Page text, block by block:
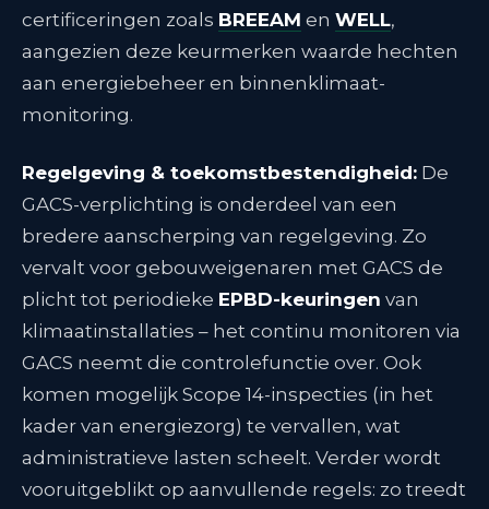
certificeringen zoals BREEAM en WELL,
aangezien deze keurmerken waarde hechten
aan energiebeheer en binnenklimaat-
monitoring.
Regelgeving & toekomstbestendigheid: De
GACS-verplichting is onderdeel van een
bredere aanscherping van regelgeving. Zo
vervalt voor gebouweigenaren met GACS de
plicht tot periodieke EPBD-keuringen van
klimaatinstallaties – het continu monitoren via
GACS neemt die controlefunctie over. Ook
komen mogelijk Scope 14-inspecties (in het
kader van energiezorg) te vervallen, wat
administratieve lasten scheelt. Verder wordt
vooruitgeblikt op aanvullende regels: zo treedt